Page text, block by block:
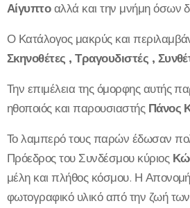
Αίγυπτοαλλά και την μνήμη όσων
Ο Κατάλογος μακρύς και
Σκηνοθέτες , Τραγουδιστές ,
Την επιμέλεια της όμορφης αυτής
ηθοποιός και παρουσιαστής Πάνος
Το λαμπερό τους παρών έδωσαν
Πρόεδρος του Συνδέσμου κύριος
μέλη και πλήθος κόσμου. Η
φωτογραφικό υλικό από την ζωή των